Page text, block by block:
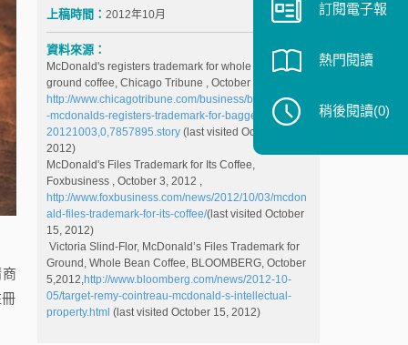
上稿時間： 2012年10月
資料來源：
McDonald's registers trademark for whole bean,
ground coffee, Chicago Tribune , October 4, 2012,
http://www.chicagotribune.com/business/breaking/chi
-mcdonalds-registers-trademark-for-bagged-coffee-
20121003,0,7857895.story(last visited October 15,
2012)
McDonald's Files Trademark for Its Coffee,
Foxbusiness , October 3, 2012 ,
http://www.foxbusiness.com/news/2012/10/03/mcdon
ald-files-trademark-for-its-coffee/(last visited October
15, 2012)
Victoria Slind-Flor, McDonald’s Files Trademark for
Ground, Whole Bean Coffee, BLOOMBERG, October
5,2012,http://www.bloomberg.com/news/2012-10-
05/target-remy-cointreau-mcdonald-s-intellectual-
property.html (last visited October 15, 2012)
訂閱電子報
熱門閱讀
稍後閱讀(0)